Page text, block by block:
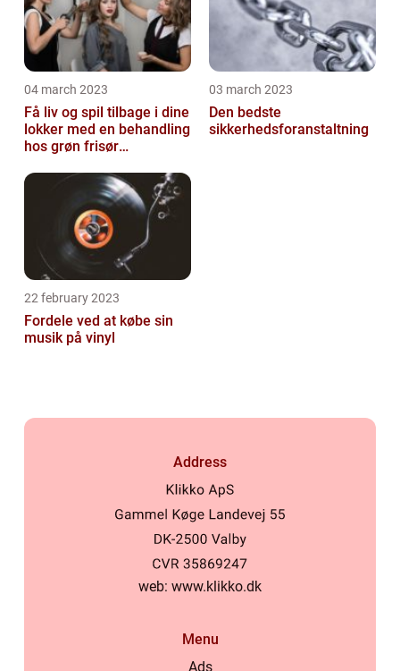
04 march 2023
Få liv og spil tilbage i dine
lokker med en behandling
hos grøn frisør
03 march 2023
Den bedste
sikkerhedsforanstaltning
22 february 2023
Fordele ved at købe sin
musik på vinyl
Address
web: www.klikko.dk
Menu
Ads